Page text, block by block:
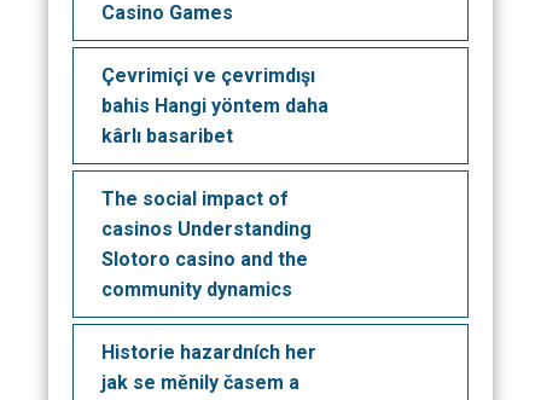
Casino Games
Çevrimiçi ve çevrimdışı
bahis Hangi yöntem daha
kârlı basaribet
The social impact of
casinos Understanding
Slotoro casino and the
community dynamics
Historie hazardních her
jak se měnily časem a